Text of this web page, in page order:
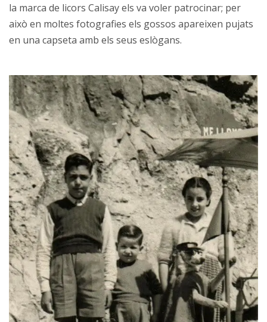
la marca de licors Calisay els va voler patrocinar; per
això en moltes fotografies els gossos apareixen pujats
en una capseta amb els seus eslògans.